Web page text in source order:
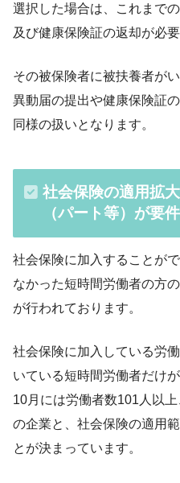
選択した場合は、これまで
及び健康保険証の返却が必要
その被保険者に被扶養者が
異動届の提出や健康保険証
同様の扱いとなります。
社会保険の適用拡
（パート等）が要
社会保険に加入することが
なかった短時間労働者の方
が行われております。
社会保険に加入している労
いている短時間労働者だけ
10月には労働者数101人以
の企業と、社会保険の適用
とが決まっています。